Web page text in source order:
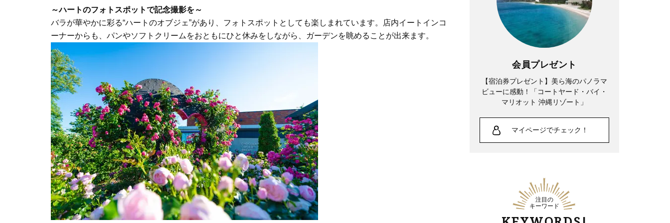
～ハートのフォトスポットで記念撮影を～
バラが華やかに彩る“ハートのオブジェ”があり、フォトスポットとしても楽しまれています。店内イートインコ
ーナーからも、パンやソフトクリームをおともにひと休みをしながら、ガーデンを眺めることが出来ます。
会員プレゼント
【宿泊券プレゼント】美ら海のパノラマ
ビューに感動！「コートヤード・バイ・
マリオット 沖縄リゾート」
マイページでチェック！
注目の
キーワード